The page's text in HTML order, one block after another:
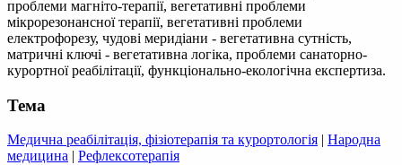
проблеми магніто-терапії, вегетативні проблеми
мікрорезонансної терапії, вегетативні проблеми
електрофорезу, чудові меридіани - вегетативна сутність,
матричні ключі - вегетативна логіка, проблеми санаторно-
курортної реабілітації, функціонально-екологічна експертиза.
Тема
Медична реабілітація, фізіотерапія та курортологія | Народна
медицина | Рефлексотерапія